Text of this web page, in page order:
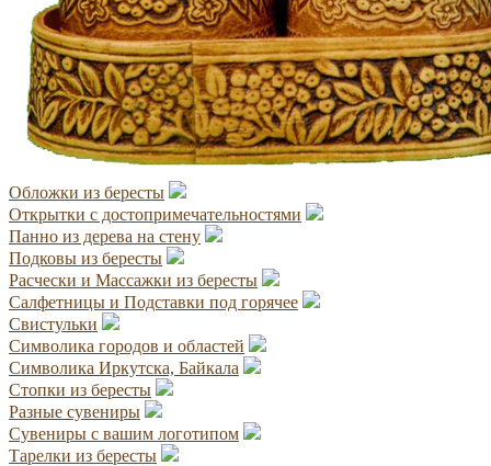
Обложки из бересты
Открытки с достопримечательностями
Панно из дерева на стену
Подковы из бересты
Расчески и Массажки из бересты
Салфетницы и Подставки под горячее
Свистульки
Символика городов и областей
Символика Иркутска, Байкала
Стопки из бересты
Разные сувениры
Сувениры с вашим логотипом
Тарелки из бересты